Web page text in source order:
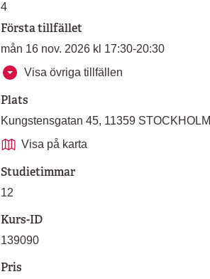
4
Första tillfället
mån 16 nov. 2026 kl 17:30-20:30
Visa övriga tillfällen
Plats
Kungstensgatan 45, 11359 STOCKHOLM
Visa på karta
Studietimmar
12
Kurs-ID
139090
Pris